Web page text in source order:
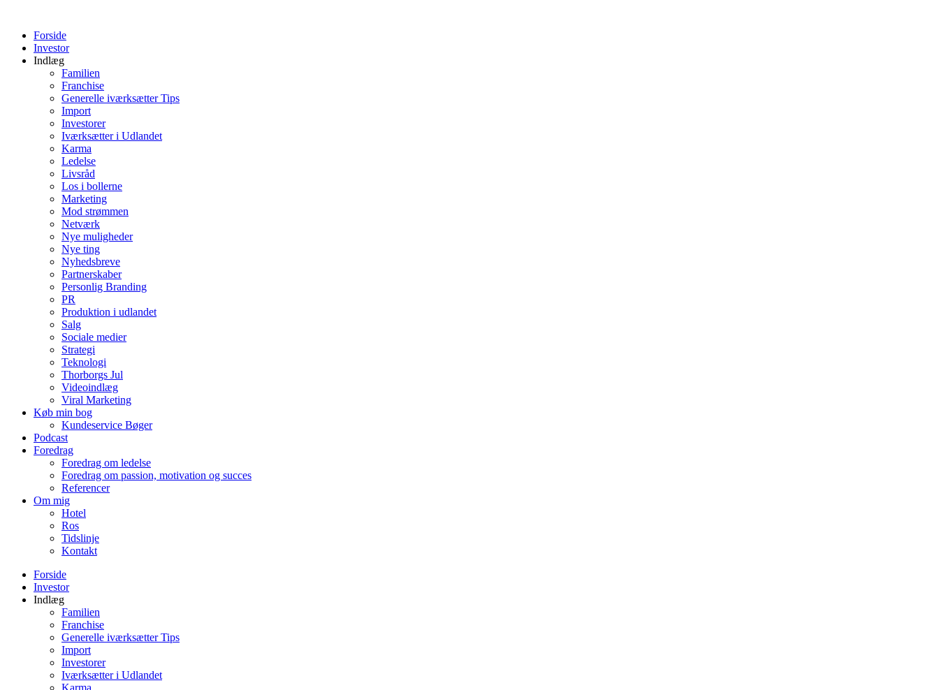
indholdForside
Investor
Indlæg
Familien
Franchise
Generelle iværksætter Tips
Import
Investorer
Iværksætter i Udlandet
Karma
Ledelse
Livsråd
Los i bollerne
Marketing
Mod strømmen
Netværk
Nye muligheder
Nye ting
Nyhedsbreve
Partnerskaber
Personlig Branding
PR
Produktion i udlandet
Salg
Sociale medier
Strategi
Teknologi
Thorborgs Jul
Videoindlæg
Viral Marketing
Køb min bog
Kundeservice Bøger
Podcast
Foredrag
Foredrag om ledelse
Foredrag om passion, motivation og succes
Referencer
Om mig
Hotel
Ros
Tidslinje
Kontakt
Forside
Investor
Indlæg
Familien
Franchise
Generelle iværksætter Tips
Import
Investorer
Iværksætter i Udlandet
Karma